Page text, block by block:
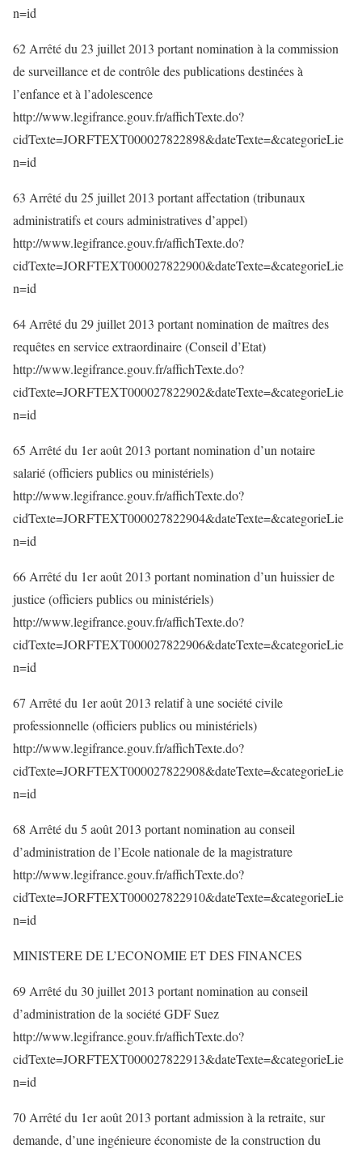
n=id
62 Arrêté du 23 juillet 2013 portant nomination à la commission
de surveillance et de contrôle des publications destinées à
l’enfance et à l’adolescence
http://www.legifrance.gouv.fr/affichTexte.do?
cidTexte=JORFTEXT000027822898&dateTexte=&categorieLie
n=id
63 Arrêté du 25 juillet 2013 portant affectation (tribunaux
administratifs et cours administratives d’appel)
http://www.legifrance.gouv.fr/affichTexte.do?
cidTexte=JORFTEXT000027822900&dateTexte=&categorieLie
n=id
64 Arrêté du 29 juillet 2013 portant nomination de maîtres des
requêtes en service extraordinaire (Conseil d’Etat)
http://www.legifrance.gouv.fr/affichTexte.do?
cidTexte=JORFTEXT000027822902&dateTexte=&categorieLie
n=id
65 Arrêté du 1er août 2013 portant nomination d’un notaire
salarié (officiers publics ou ministériels)
http://www.legifrance.gouv.fr/affichTexte.do?
cidTexte=JORFTEXT000027822904&dateTexte=&categorieLie
n=id
66 Arrêté du 1er août 2013 portant nomination d’un huissier de
justice (officiers publics ou ministériels)
http://www.legifrance.gouv.fr/affichTexte.do?
cidTexte=JORFTEXT000027822906&dateTexte=&categorieLie
n=id
67 Arrêté du 1er août 2013 relatif à une société civile
professionnelle (officiers publics ou ministériels)
http://www.legifrance.gouv.fr/affichTexte.do?
cidTexte=JORFTEXT000027822908&dateTexte=&categorieLie
n=id
68 Arrêté du 5 août 2013 portant nomination au conseil
d’administration de l’Ecole nationale de la magistrature
http://www.legifrance.gouv.fr/affichTexte.do?
cidTexte=JORFTEXT000027822910&dateTexte=&categorieLie
n=id
MINISTERE DE L’ECONOMIE ET DES FINANCES
69 Arrêté du 30 juillet 2013 portant nomination au conseil
d’administration de la société GDF Suez
http://www.legifrance.gouv.fr/affichTexte.do?
cidTexte=JORFTEXT000027822913&dateTexte=&categorieLie
n=id
70 Arrêté du 1er août 2013 portant admission à la retraite, sur
demande, d’une ingénieure économiste de la construction du